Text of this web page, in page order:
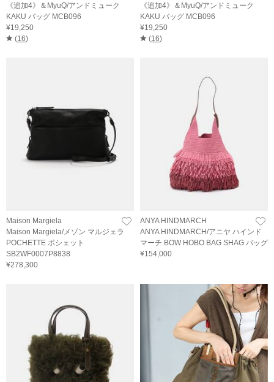
《追加4》＆MyuQ/アンドミューク
KAKU バッグ MCB096
¥19,250
(16)
《追加4》＆MyuQ/アンドミューク
KAKU バッグ MCB096
¥19,250
(16)
Maison Margiela
Maison Margiela/メゾン マルジェラ
POCHETTE ポシェット
SB2WF0007P8838
¥278,300
ANYA HINDMARCH
ANYA HINDMARCH/アニヤ ハインド
マーチ BOW HOBO BAG SHAG バッグ
¥154,000